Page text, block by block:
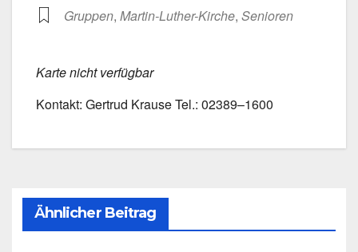
Grup­pen, Martin-Luther-Kirche, Senio­ren
Kar­te nicht ver­füg­bar
Kon­takt: Ger­trud Krau­se Tel.: 02389–1600
Ähnlicher Beitrag